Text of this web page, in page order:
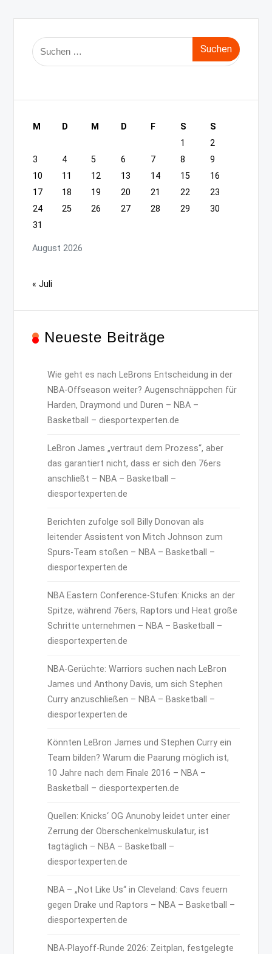
Suche
nach:
August 2026
M D M D F S
S
1
2
3
4 5 6 7 8
9
10
11 12 13 14 15
16
17
18 19 20 21 22
23
24
25 26 27 28 29
30
31
« Juli
Neueste Beiträge
Wie geht es nach LeBrons Entscheidung in der
NBA-Offseason weiter? Augenschnäppchen für
Harden, Draymond und Duren – NBA –
Basketball – diesportexperten.de
LeBron James „vertraut dem Prozess“, aber
das garantiert nicht, dass er sich den 76ers
anschließt – NBA – Basketball –
diesportexperten.de
Berichten zufolge soll Billy Donovan als
leitender Assistent von Mitch Johnson zum
Spurs-Team stoßen – NBA – Basketball –
diesportexperten.de
NBA Eastern Conference-Stufen: Knicks an der
Spitze, während 76ers, Raptors und Heat große
Schritte unternehmen – NBA – Basketball –
diesportexperten.de
NBA-Gerüchte: Warriors suchen nach LeBron
James und Anthony Davis, um sich Stephen
Curry anzuschließen – NBA – Basketball –
diesportexperten.de
Könnten LeBron James und Stephen Curry ein
Team bilden? Warum die Paarung möglich ist,
10 Jahre nach dem Finale 2016 – NBA –
Basketball – diesportexperten.de
Quellen: Knicks‘ OG Anunoby leidet unter einer
Zerrung der Oberschenkelmuskulatur, ist
tagtäglich – NBA – Basketball –
diesportexperten.de
NBA – „Not Like Us“ in Cleveland: Cavs feuern
gegen Drake und Raptors – NBA – Basketball –
diesportexperten.de
NBA-Playoff-Runde 2026: Zeitplan, festgelegte